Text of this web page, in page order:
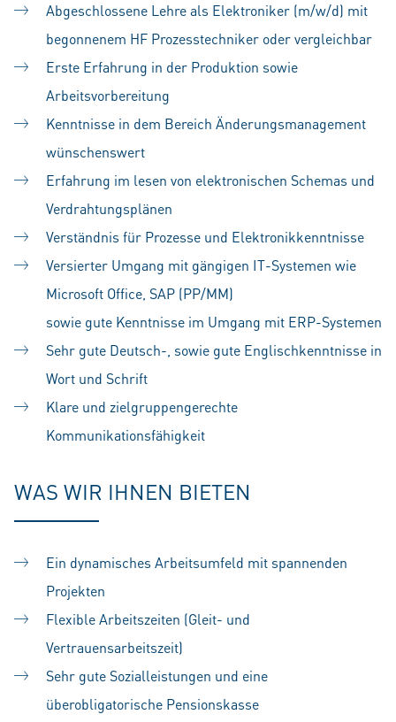
Abgeschlossene Lehre als Elektroniker (m/w/d) mit
begonnenem HF Prozesstechniker oder vergleichbar
Erste Erfahrung in der Produktion sowie
Arbeitsvorbereitung
Kenntnisse in dem Bereich Änderungsmanagement
wünschenswert
Erfahrung im lesen von elektronischen Schemas und
Verdrahtungsplänen
Verständnis für Prozesse und Elektronikkenntnisse
Versierter Umgang mit gängigen IT-Systemen wie
Microsoft Office, SAP (PP/MM)
sowie gute Kenntnisse im Umgang mit ERP-Systemen
Sehr gute Deutsch-, sowie gute Englischkenntnisse in
Wort und Schrift
Klare und zielgruppengerechte
Kommunikationsfähigkeit
WAS WIR IHNEN BIETEN
Ein dynamisches Arbeitsumfeld mit spannenden
Projekten
Flexible Arbeitszeiten (Gleit- und
Vertrauensarbeitszeit)
Sehr gute Sozialleistungen und eine
überobligatorische Pensionskasse